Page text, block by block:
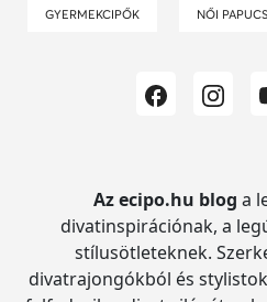
GYERMEKCIPŐK NŐI
Az ecipo.hu blog a
divatinspirációnak, a
stílusötleteknek.
divatrajongókból és